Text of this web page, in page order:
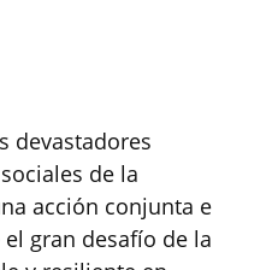
devastadores
de la
acción conjunta e
gran desafío de la